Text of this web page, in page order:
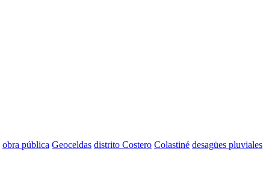
obra pública Geoceldas distrito Costero Colastiné desagües pluviales